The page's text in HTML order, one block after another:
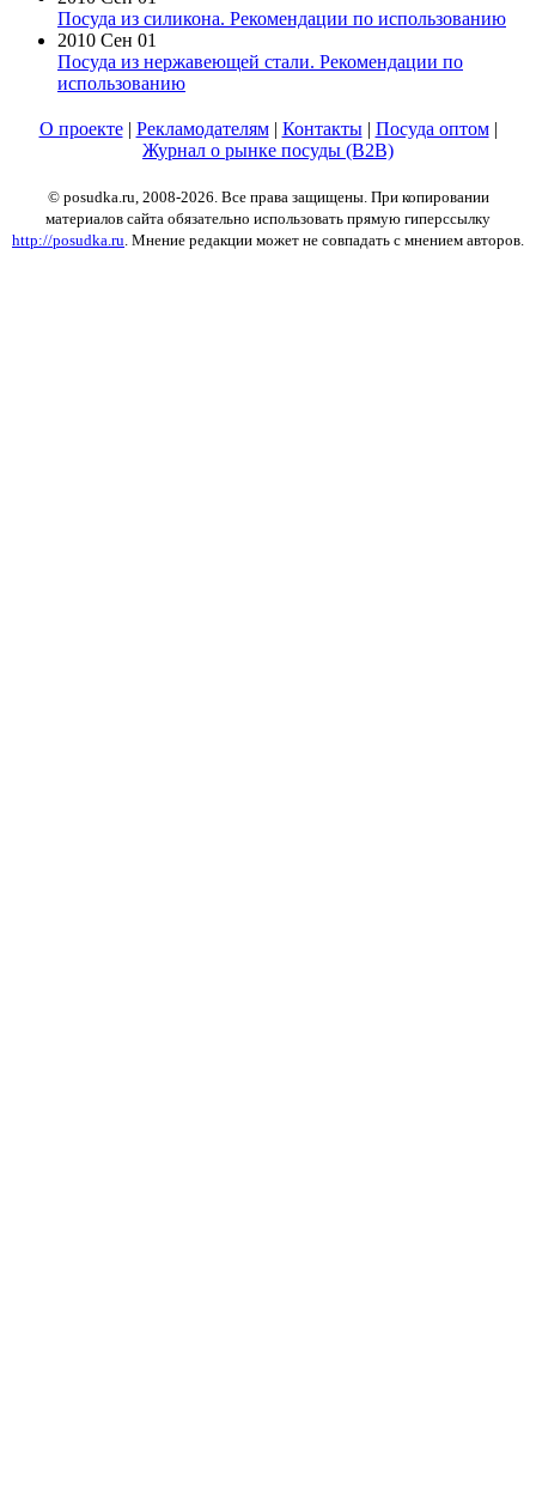
Посуда из силикона. Рекомендации по использованию
2010 Сен 01
Посуда из нержавеющей стали. Рекомендации по
использованию
О проекте| Рекламодателям| Контакты| Посуда оптом|
Журнал о рынке посуды (B2B)
© posudka.ru, 2008-2026. Все права защищены. При копировании
материалов сайта обязательно использовать прямую гиперссылку
http://posudka.ru . Мнение редакции может не совпадать с мнением авторов.